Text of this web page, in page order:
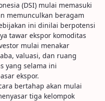
(DSI) mulai memasuki
memunculkan beragam
ini dinilai berpotensi
tawar ekspor komoditas
mulai menakar
valuasi, dan ruang
yang selama ini
ekspor.
bertahap akan mulai
tiga kelompok